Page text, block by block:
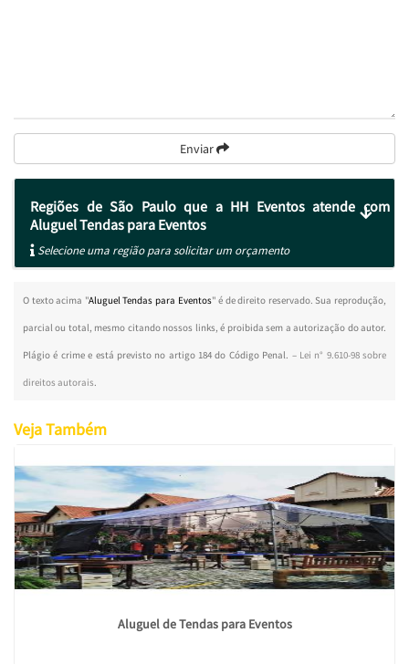
Enviar
Regiões de São Paulo que a HH Eventos atende com
Aluguel Tendas para Eventos
Selecione uma região para solicitar um orçamento
O texto acima "Aluguel Tendas para Eventos" é de direito reservado. Sua reprodução,
parcial ou total, mesmo citando nossos links, é proibida sem a autorização do autor.
Plágio é crime e está previsto no artigo 184 do Código Penal. – Lei n° 9.610-98 sobre
direitos autorais
Veja Também
Aluguel de Tendas para Eventos